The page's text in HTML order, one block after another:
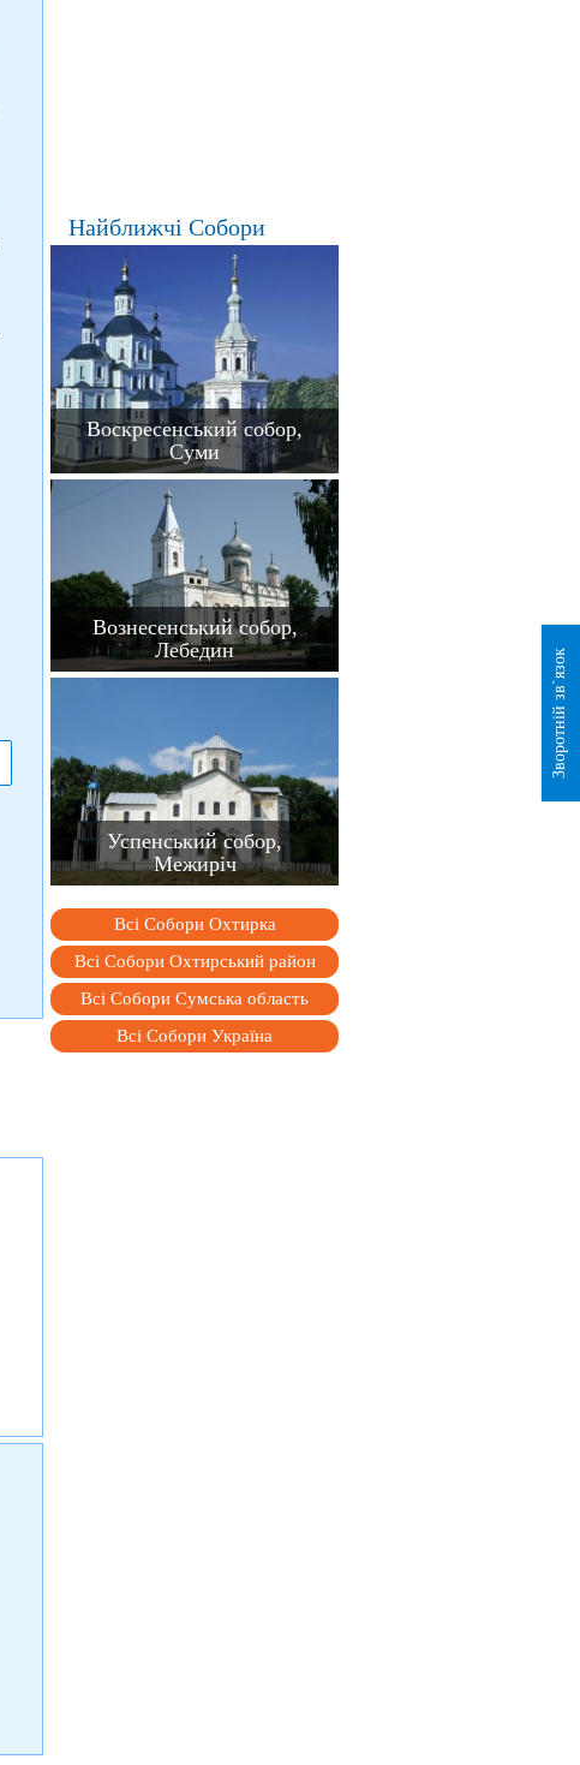
Найближчі Собори
Воскресенський собор,
Суми
Вознесенський собор,
Лебедин
Успенський собор,
Межиріч
Всі Собори Охтирка
Всі Собори Охтирський район
Всі Собори Сумська область
Всі Собори Україна
Зворотній зв`язок